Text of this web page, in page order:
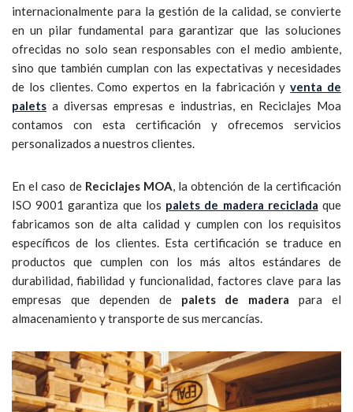
internacionalmente para la gestión de la calidad, se convierte
en un pilar fundamental para garantizar que las soluciones
ofrecidas no solo sean responsables con el medio ambiente,
sino que también cumplan con las expectativas y necesidades
de los clientes. Como expertos en la fabricación yventa de
palets a diversas empresas e industrias, en Reciclajes Moa
contamos con esta certificación y ofrecemos servicios
personalizados a nuestros clientes.
En el caso de Reciclajes MOA, la obtención de la certificación
ISO 9001 garantiza que los palets de madera reciclada que
fabricamos son de alta calidad y cumplen con los requisitos
específicos de los clientes. Esta certificación se traduce en
productos que cumplen con los más altos estándares de
durabilidad, fiabilidad y funcionalidad, factores clave para las
empresas que dependen de palets de madera para el
almacenamiento y transporte de sus mercancías.